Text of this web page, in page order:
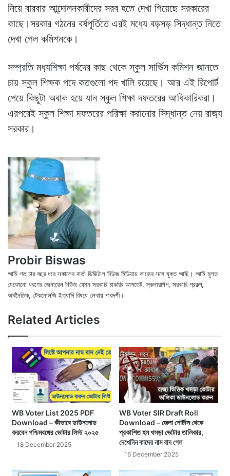
নিয়ে বারবার আন্দোলনকারীদের সরব হতে দেখা গিয়েছে সরকারের
কাছে।সরকার গঠনের বর্ষপূর্তিতে এরই মধ‍্যে বড়সড় সিদ্ধান্ত নিতে
দেখা গেল কমিশনকে।
সম্প্রতি মধ‍্যশিক্ষা পর্ষদের কাছ থেকে স্কুল সার্ভিস কমিশন জানতে
চায় স্কুল শিক্ষক পদে কতগুলো পদ খালি রয়েছে। আর এই রিপোর্ট
পেয়ে কিছুটা অবাক হয়ে যান স্কুল শিক্ষা দফতরের আধিকারিকরা।
এরপরেই স্কুল শিক্ষা দফতরের পরিক্ষা করানোর সিদ্ধান্ত নেয় রাজ‍্য
সরকার।
Probir Biswas
আমি গত চার বছর ধরে সকালের বার্তা ডিজিটাল নিউজ মিডিয়ায় কাজের সঙ্গে যুক্ত আছি। আমি মুলত
যেকোনো ধরণের জেনারেল নিউজ যেমন সরকারি চাকরির আপডেট, স্কলারশিপ, সরকারি প্রকল্প,
অর্থনৈতিক, টেকনোলজি ইত্যাদি বিষয়ে লেখায় পারদর্শী।
Related Articles
WB Voter List 2025 PDF
Download – কীভাবে ডাউনলোড
করবেন পশ্চিমবঙ্গের ভোটার লিস্ট ২০২৫
18 December 2025
WB Voter SIR Draft Roll
Download – জেলা পোর্টাল থেকে
প্রকাশিত হল খসড়া ভোটার তালিকার,
দেখেনিন কাদের নাম বাদ গেল
16 December 2025